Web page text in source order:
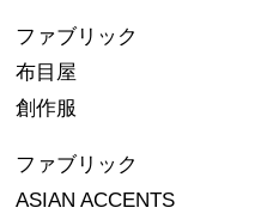
ファブリック
布目屋
創作服
ファブリック
ASIAN ACCENTS